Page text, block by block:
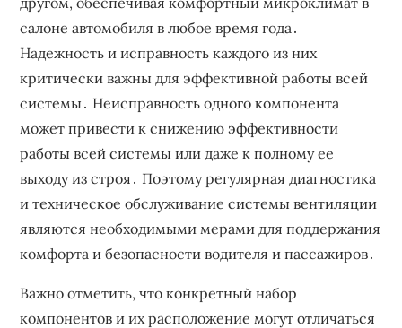
салоне автомобиля в любое время года․
Надежность и исправность каждого из них
критически важны для эффективной работы всей
системы․ Неисправность одного компонента
может привести к снижению эффективности
работы всей системы или даже к полному ее
выходу из строя․ Поэтому регулярная диагностика
и техническое обслуживание системы вентиляции
являются необходимыми мерами для поддержания
комфорта и безопасности водителя и пассажиров․
Важно отметить, что конкретный набор
компонентов и их расположение могут отличаться